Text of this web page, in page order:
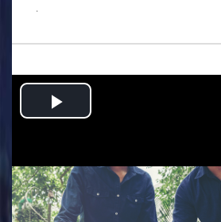
.
Play